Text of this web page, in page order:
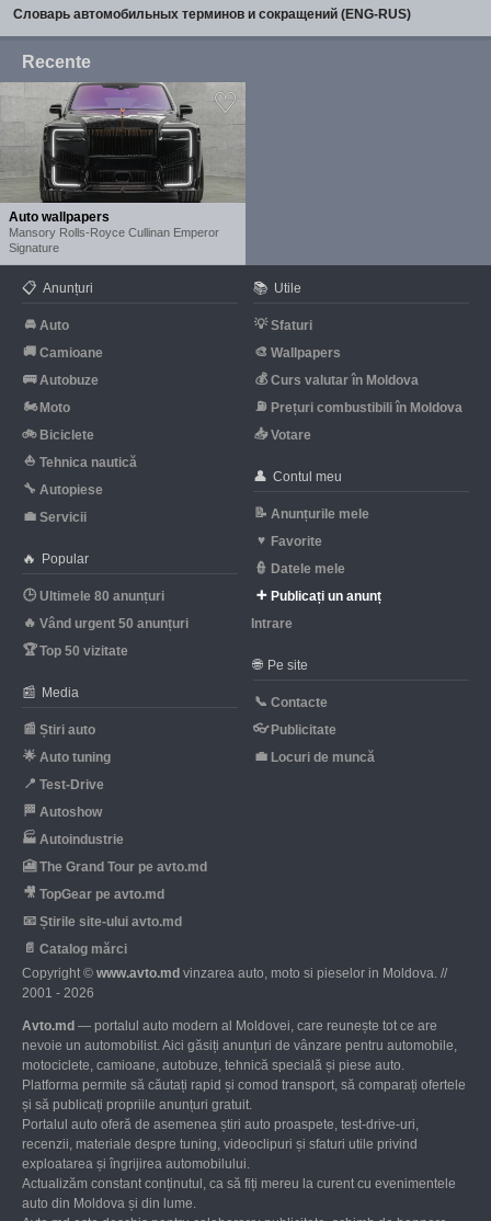
Словарь автомобильных терминов и сокращений (ENG-RUS)
Recente
Auto wallpapers
Mansory Rolls-Royce Cullinan Emperor
Signature
📋 Anunțuri
🚘 Auto
🚚 Camioane
🚌 Autobuze
🏍 Moto
🚲 Biciclete
⛵ Tehnica nautică
🔧 Autopiese
💼 Servicii
🔥 Popular
🕒 Ultimele 80 anunțuri
🔥 Vând urgent 50 anunțuri
🏆Top 50 vizitate
📰 Media
📰 Știri auto
🌟 Auto tuning
📍 Test-Drive
🏁 Autoshow
🏭 Autoindustrie
🎦 The Grand Tour pe avto.md
🎥 TopGear pe avto.md
📧 Știrile site-ului avto.md
📄 Catalog mărci
📚 Utile
💡 Sfaturi
🎨 Wallpapers
💰 Curs valutar în Moldova
⛽ Prețuri combustibili în Moldova
📥 Votare
👤 Contul meu
📝 Anunțurile mele
♥ Favorite
👮 Datele mele
➕ Publicați un anunț
Intrare
🌐 Pe site
📞 Contacte
👓Publicitate
💼 Locuri de muncă
Copyright © www.avto.md vinzarea auto, moto si pieselor in Moldova. //
2001 - 2026
Avto.md — portalul auto modern al Moldovei, care reunește tot ce are
nevoie un automobilist. Aici găsiți anunțuri de vânzare pentru automobile,
motociclete, camioane, autobuze, tehnică specială și piese auto.
Platforma permite să căutați rapid și comod transport, să comparați ofertele
și să publicați propriile anunțuri gratuit.
Portalul auto oferă de asemenea știri auto proaspete, test-drive-uri,
recenzii, materiale despre tuning, videoclipuri și sfaturi utile privind
exploatarea și îngrijirea automobilului.
Actualizăm constant conținutul, ca să fiți mereu la curent cu evenimentele
auto din Moldova și din lume.